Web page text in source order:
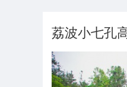
荔波小七孔